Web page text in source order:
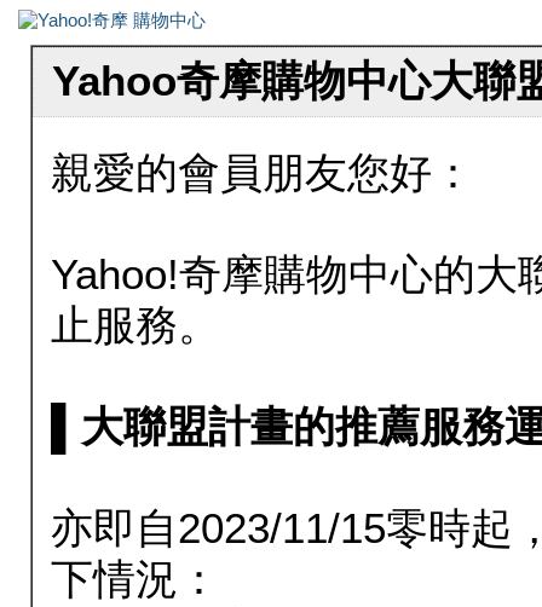
Yahoo奇摩購物中心大聯
親愛的會員朋友您好：
Yahoo!奇摩購物中心的大
止服務。
▌大聯盟計畫的推薦服務
亦即自2023/11/15零時起
下情況：